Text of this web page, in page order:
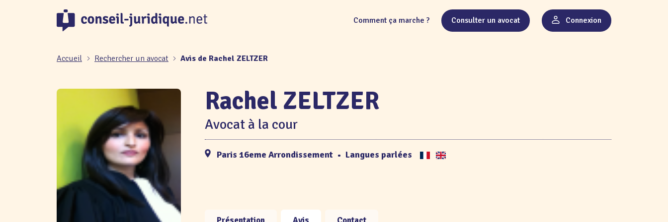
Comment ça marche ? Consulter un avocat Connexion
Accueil Rechercher un avocat Avis de Rachel ZELTZER
Rachel ZELTZER
Avocat à la cour
Paris 16eme Arrondissement • Langues parlées